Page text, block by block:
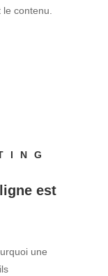
le contenu.
est
une